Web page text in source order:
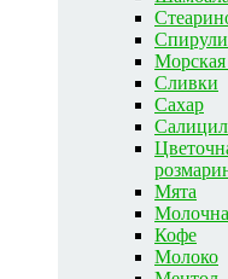
Морская
Сливки
Сахар
Мята
Кофе
Молоко